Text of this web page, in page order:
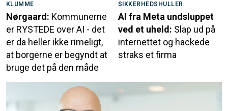
KLUMME
Nørgaard: Kommunerne
er RYSTEDE over AI - det
er da heller ikke rimeligt,
at borgerne er begyndt at
bruge det på den måde
SIKKERHEDSHULLER
AI fra Meta undsluppet
ved et uheld: Slap ud på
internettet og hackede
straks et firma